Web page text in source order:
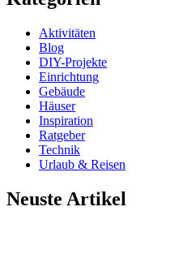
Aktivitäten
Blog
DIY-Projekte
Einrichtung
Gebäude
Häuser
Inspiration
Ratgeber
Technik
Urlaub & Reisen
Neuste Artikel